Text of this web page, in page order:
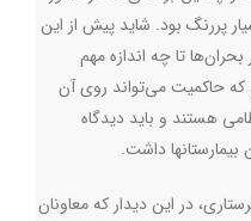
پررنگ بود. شاید پیش از این
تا چه اندازه مهم
که حاکمیت می‌تواند روی آن
هستند و باید دیدگاه
بیمارستانها داشت.
در این دیدار که معاونان